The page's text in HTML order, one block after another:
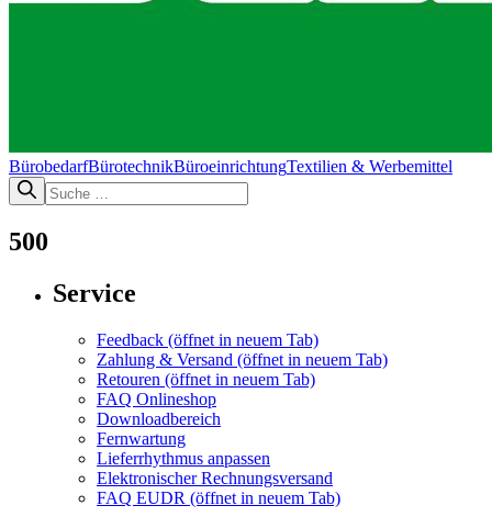
BürobedarfBürotechnik​BüroeinrichtungTextilien & Werbemittel
500
Service
Feedback (öffnet in neuem Tab)
Zahlung & Versand (öffnet in neuem Tab)
Retouren (öffnet in neuem Tab)
FAQ Onlineshop
Downloadbereich
Fernwartung
Lieferrhythmus anpassen
Elektronischer Rechnungsversand
FAQ EUDR (öffnet in neuem Tab)